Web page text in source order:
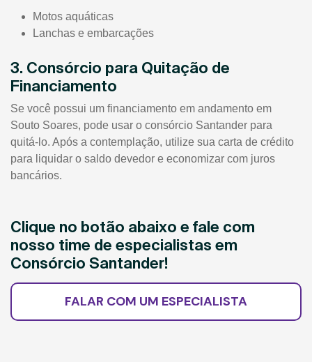
Motos aquáticas
Lanchas e embarcações
3. Consórcio para Quitação de
Financiamento
Se você possui um financiamento em andamento em
Souto Soares, pode usar o consórcio Santander para
quitá-lo. Após a contemplação, utilize sua carta de crédito
para liquidar o saldo devedor e economizar com juros
bancários.
Clique no botão abaixo e fale com
nosso time de especialistas em
Consórcio Santander!
FALAR COM UM ESPECIALISTA